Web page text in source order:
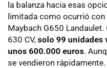
la balanza hacia esas
limitada como ocurrió
Maybach G650
630 CV, solo 99 unidades
unos 600.000 euros.
se vendieron